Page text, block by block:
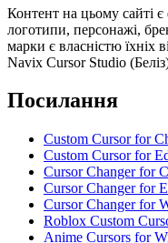
Контент на цьому сайті
логотипи, персонажі,
марки є власністю їхніх
Navix Cursor Studio
Посилання
Custom Cursor for
Custom Cursor for
Cursor Changer for
Cursor Changer for
Cursor Changer for
Roblox Custom
Anime Cursors for